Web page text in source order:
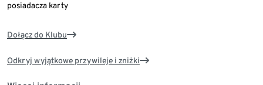
posiadacza karty
Dołącz do Klubu
Odkryj wyjątkowe przywileje i zniżki